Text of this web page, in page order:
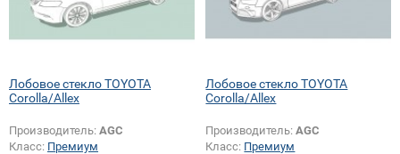
Лобовое стекло TOYOTA
Corolla/Allex
Производитель: AGC
Класс: Премиум
Лобовое стекло TOYOTA
Corolla/Allex
Производитель:AGC
Класс: Премиум